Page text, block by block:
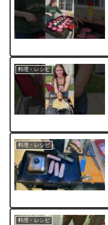
料理・レシピ
料理・レシピ
料理・レシピ